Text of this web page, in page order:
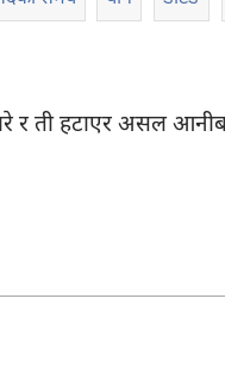
र ती हटाएर असल